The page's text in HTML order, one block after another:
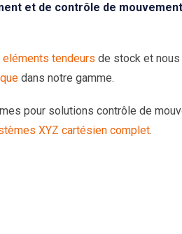
et de contrôle de mouvement
eléments tendeurs de stock et nous
dans notre gamme.
pour solutions contrôle de
XYZ cartésien complet.